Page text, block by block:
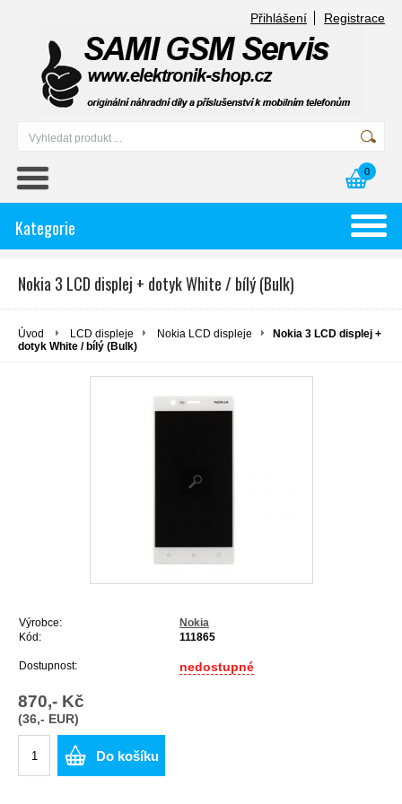
Přihlášení Registrace
0
Kategorie
Nokia 3 LCD displej + dotyk White / bílý (Bulk)
Úvod LCD displeje Nokia LCD displeje
Nokia 3 LCD displej +
dotyk White / bílý (Bulk)
Výrobce:
Nokia
Kód:
111865
Dostupnost: nedostupné
870,- Kč
(36,- EUR)
Do košíku